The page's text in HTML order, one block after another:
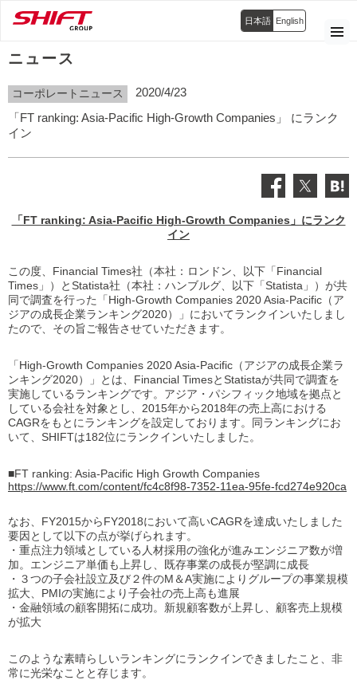
日本語 English
ニュース
コーポレートニュース
2020/4/23
「FT ranking: Asia-Pacific High-Growth Companies」 にランク
イン
「FT ranking: Asia-Pacific High-Growth Companies」にランク
イン
この度、Financial Times社（本社：ロンドン、以下「Financial
Times」）とStatista社（本社：ハンブルグ、以下「Statista」）が共
同で調査を行った「High-Growth Companies 2020 Asia-Pacific（ア
ジアの成長企業ランキング2020）」においてランクインいたしまし
たので、その旨ご報告させていただきます。
「High-Growth Companies 2020 Asia-Pacific（アジアの成長企業ラ
ンキング2020）」とは、Financial TimesとStatistaが共同で調査を
実施しているランキングです。アジア・パシフィック地域を拠点と
している会社を対象とし、2015年から2018年の売上高における
CAGRをもとにランキングを設定しております。同ランキングにお
いて、SHIFTは182位にランクインいたしました。
■FT ranking: Asia-Pacific High Growth Companies
https://www.ft.com/content/fc4c8f98-7352-11ea-95fe-fcd274e920ca
なお、FY2015からFY2018において高いCAGRを達成いたしました
要因として以下の点が挙げられます。
・重点注力領域としている人材採用の強化が進みエンジニア数が増
加。エンジニア単価も上昇し、既存事業の成長が堅調に成長
・３つの子会社設立及び２件のM＆A実施によりグループの事業規模
拡大、PMIの実施により子会社の売上高も進展
・金融領域の顧客開拓に成功。新規顧客数が上昇し、顧客売上規模
が拡大
このような素晴らしいランキングにランクインできましたこと、非
常に光栄なことと存じます。